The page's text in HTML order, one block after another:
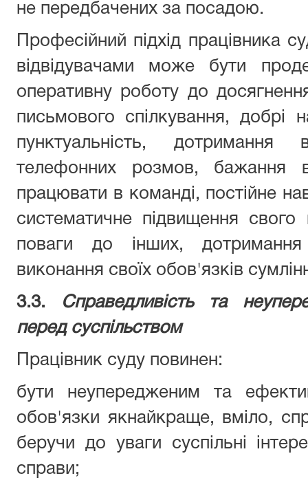
не передбачених за посадою.
Професійний підхід працівника
відвідувачами може бути
оперативну роботу до
письмового спілкування, добрі
пунктуальність, дотримання
телефонних розмов, бажання
працювати в команді, постійне
систематичне підвищення свого
поваги до інших, дотримання
виконання своїх обов'язків
3.3.
Справедливість та
перед суспільством
Працівник суду повинен:
бути неупередженим та
обов'язки якнайкраще, вміло,
беручи до уваги суспільні
справи;